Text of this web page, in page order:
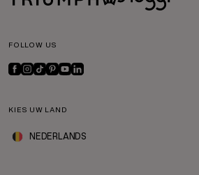
FOLLOW US
KIES UW LAND
NEDERLANDS